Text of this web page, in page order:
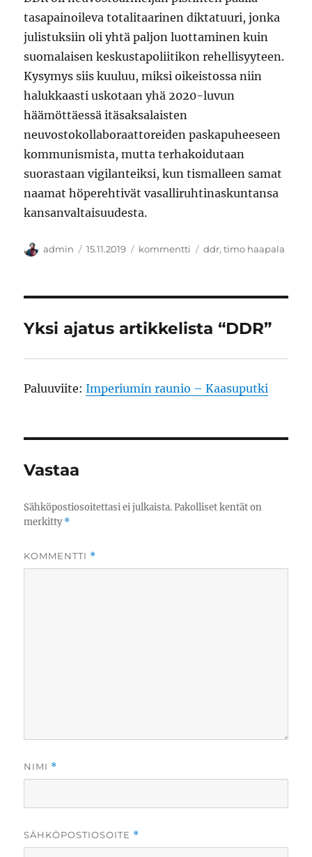
tasapainoileva totalitaarinen diktatuuri, jonka
julistuksiin oli yhtä paljon luottaminen kuin
suomalaisen keskustapoliitikon rehellisyyteen.
Kysymys siis kuuluu, miksi oikeistossa niin
halukkaasti uskotaan yhä 2020-luvun
häämöttäessä itäsaksalaisten
neuvostokollaboraattoreiden paskapuheeseen
kommunismista, mutta terhakoidutaan
suorastaan vigilanteiksi, kun tismalleen samat
naamat höperehtivät vasalliruhtinaskuntansa
kansanvaltaisuudesta.
Kirjoittaja
admin Julkaistu
15.11.2019 Kategoriat
kommentti Avainsanat
ddr,timo haapala
Yksi ajatus artikkelista “DDR”
Paluuviite:Imperiumin raunio – Kaasuputki
Vastaa
Sähköpostiosoitettasi ei julkaista. Pakolliset kentät on
merkitty*
KOMMENTTI *
NIMI *
SÄHKÖPOSTIOSOITE *